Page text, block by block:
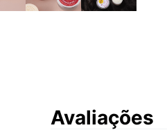
Avaliações